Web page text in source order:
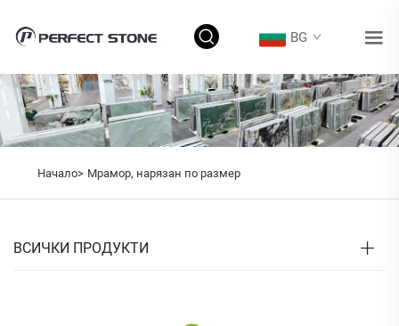
BG
Начало> Мрамор, нарязан по размер
ВСИЧКИ ПРОДУКТИ